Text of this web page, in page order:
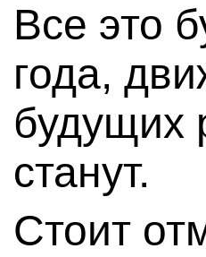
Все это
года,
будущих
станут.
Стоит